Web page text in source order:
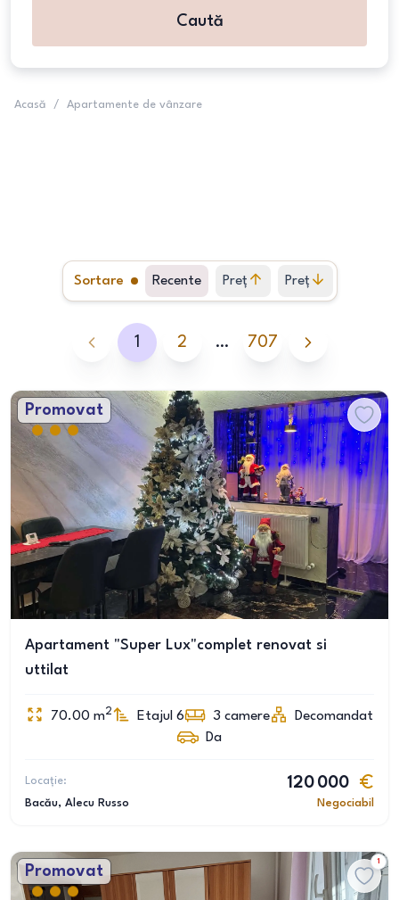
Caută
Acasă / Apartamente de vânzare
Sortare Recente Preț
crescător
Preț
descrescător
1 2 … 707
Promovat
Apartament "Super Lux"complet renovat si
uttilat
70.00 m2 Etajul 6 3 camere
Decomandat
Da
Locație:
Bacău, Alecu Russo
120 000
Negociabil
Promovat
1